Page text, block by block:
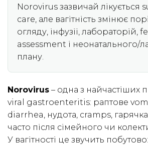
Norovirus зазвичай лікується
care, але вагітність змінює
огляду, інфузії, лабораторій,
assessment і неонатального/
плану.
Norovirus – одна з найчастіших
viral gastroenteritis: раптове
diarrhea, нудота, cramps,
часто після сімейного чи
У вагітності це звучить побутово: